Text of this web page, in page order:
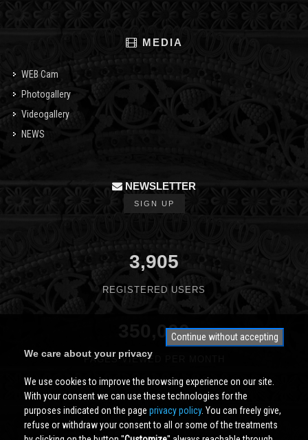
MEDIA
WEB Cam
Photogallery
Videogallery
NEWS
NEWSLETTER
SIGN UP
3,905
REGISTERED USERS
350,000
PAGES VIEWED PER MONTH
Continue without accepting
We care about your privacy
We use cookies to improve the browsing experience on our site.
With your consent we can use these technologies for the
purposes indicated on the page privacy policy. You can freely give,
refuse or withdraw your consent to all or some of the treatments